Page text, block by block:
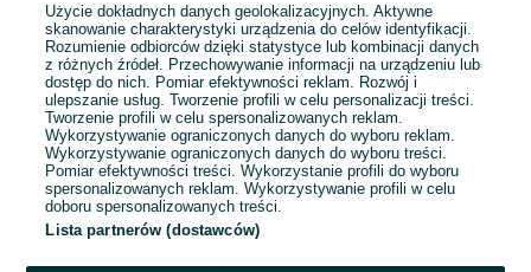
E-mail
Hasło
Użycie dokładnych danych geolokalizacyjnych. Aktywne
skanowanie charakterystyki urządzenia do celów identyfikacji.
Rozumienie odbiorców dzięki statystyce lub kombinacji danych
z różnych źródeł. Przechowywanie informacji na urządzeniu lub
dostęp do nich. Pomiar efektywności reklam. Rozwój i
ulepszanie usług. Tworzenie profili w celu personalizacji treści.
Tworzenie profili w celu spersonalizowanych reklam.
Wykorzystywanie ograniczonych danych do wyboru reklam.
Wykorzystywanie ograniczonych danych do wyboru treści.
Pomiar efektywności treści. Wykorzystanie profili do wyboru
spersonalizowanych reklam. Wykorzystywanie profili w celu
doboru spersonalizowanych treści.
Lista partnerów (dostawców)